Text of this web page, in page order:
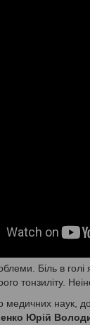
Біль в
тонзиліту.
медичних наук,
Юрій